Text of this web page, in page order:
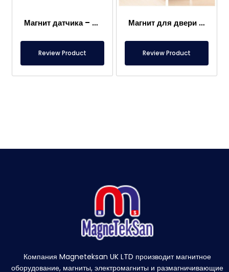
Магнит датчика – 2×2 мм
Review Product
Магнит для двери каравана
Review Product
Компания Magneteksan UK LTD производит магнитное
оборудование, магниты, электромагниты и размагничивающие